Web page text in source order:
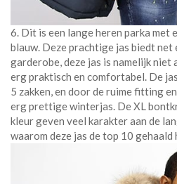
6. Dit is een lange heren parka met
blauw. Deze prachtige jas biedt net
garderobe, deze jas is namelijk
erg praktisch en comfortabel. De
5 zakken, en door de ruime fitting
erg prettige winterjas. De XL
kleur geven veel karakter aan de
waarom deze jas de top 10 gehaald